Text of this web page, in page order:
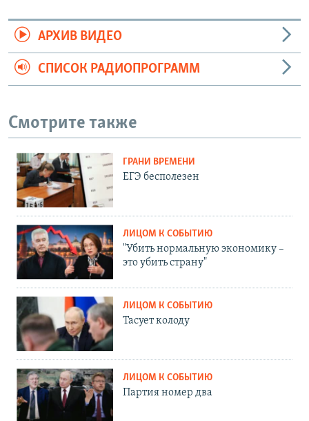
АРХИВ ВИДЕО
СПИСОК РАДИОПРОГРАММ
Смотрите также
ГРАНИ ВРЕМЕНИ
ЕГЭ бесполезен
ЛИЦОМ К СОБЫТИЮ
"Убить нормальную экономику –
это убить страну"
ЛИЦОМ К СОБЫТИЮ
Тасует колоду
ЛИЦОМ К СОБЫТИЮ
Партия номер два